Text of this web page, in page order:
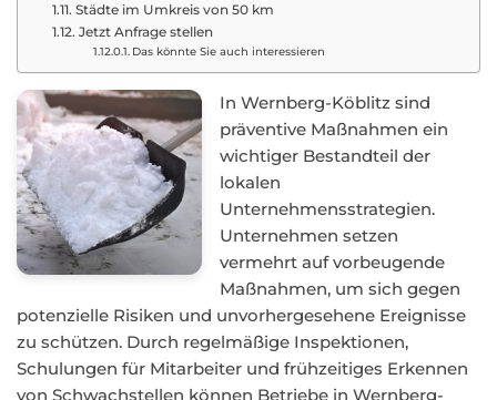
Städte im Umkreis von 50 km
Jetzt Anfrage stellen
Das könnte Sie auch interessieren
In Wernberg-Köblitz sind
präventive Maßnahmen ein
wichtiger Bestandteil der
lokalen
Unternehmensstrategien.
Unternehmen setzen
vermehrt auf vorbeugende
Maßnahmen, um sich gegen
potenzielle Risiken und unvorhergesehene Ereignisse
zu schützen. Durch regelmäßige Inspektionen,
Schulungen für Mitarbeiter und frühzeitiges Erkennen
von Schwachstellen können Betriebe in Wernberg-